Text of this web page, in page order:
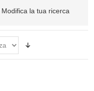
Modifica la tua ricerca